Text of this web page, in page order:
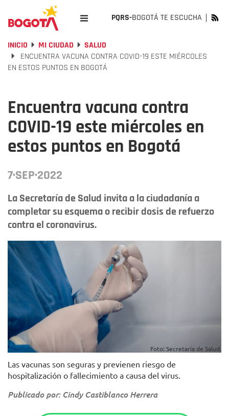
PQRS-BOGOTÁ TE ESCUCHA
INICIO MI CIUDAD
SALUD
ENCUENTRA VACUNA CONTRA COVID-19 ESTE MIÉRCOLES
EN ESTOS PUNTOS EN BOGOTÁ
Encuentra vacuna contra
COVID-19 este miércoles en
estos puntos en Bogotá
7·SEP·2022
La Secretaría de Salud invita a la ciudadanía a
completar su esquema o recibir dosis de refuerzo
contra el coronavirus.
Foto: Secretaría de Salud.
Las vacunas son seguras y previenen riesgo de
hospitalización o fallecimiento a causa del virus.
Publicado por: Cindy Castiblanco Herrera